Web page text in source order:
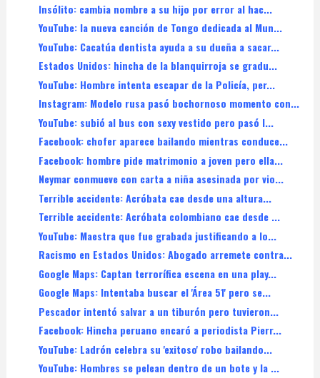
Insólito: cambia nombre a su hijo por error al hac...
YouTube: la nueva canción de Tongo dedicada al Mun...
YouTube: Cacatúa dentista ayuda a su dueña a sacar...
Estados Unidos: hincha de la blanquirroja se gradu...
YouTube: Hombre intenta escapar de la Policía, per...
Instagram: Modelo rusa pasó bochornoso momento con...
YouTube: subió al bus con sexy vestido pero pasó l...
Facebook: chofer aparece bailando mientras conduce...
Facebook: hombre pide matrimonio a joven pero ella...
Neymar conmueve con carta a niña asesinada por vio...
Terrible accidente: Acróbata cae desde una altura...
Terrible accidente: Acróbata colombiano cae desde ...
YouTube: Maestra que fue grabada justificando a lo...
Racismo en Estados Unidos: Abogado arremete contra...
Google Maps: Captan terrorífica escena en una play...
Google Maps: Intentaba buscar el 'Área 51' pero se...
Pescador intentó salvar a un tiburón pero tuvieron...
Facebook: Hincha peruano encaró a periodista Pierr...
YouTube: Ladrón celebra su 'exitoso' robo bailando...
YouTube: Hombres se pelean dentro de un bote y la ...